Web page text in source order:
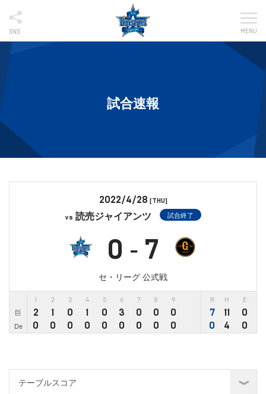
SNS MENU
試合速報
2022/4/28 [THU]
vs 読売ジャイアンツ 試合終了
0 - 7
セ・リーグ 公式戦
2 3 4 5 6 7 8 9 R H E
巨 2 1 0 1 0 3 0 0 0 7 11 0
De 0 0 0 0 0 0 0 0 0 0 4 0